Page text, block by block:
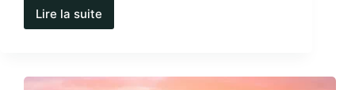
Lire la suite